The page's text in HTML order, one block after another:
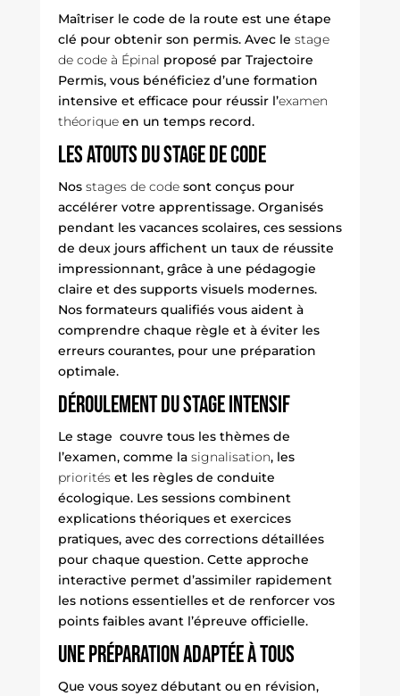
Maîtriser le code de la route est une étape
clé pour obtenir son permis. Avec le stage
de code à Épinal proposé par Trajectoire
Permis, vous bénéficiez d’une formation
intensive et efficace pour réussir l’examen
théoriqueen un temps record.
Les atouts du stage de code
Nos stages de codesont conçus pour
accélérer votre apprentissage. Organisés
pendant les vacances scolaires, ces sessions
de deux jours affichent un taux de réussite
impressionnant, grâce à une pédagogie
claire et des supports visuels modernes.
Nos formateurs qualifiés vous aident à
comprendre chaque règle et à éviter les
erreurs courantes, pour une préparation
optimale.
Déroulement du stage intensif
Le stage couvre tous les thèmes de
l’examen, comme la signalisation, les
prioritéset les règles de conduite
écologique. Les sessions combinent
explications théoriques et exercices
pratiques, avec des corrections détaillées
pour chaque question. Cette approche
interactive permet d’assimiler rapidement
les notions essentielles et de renforcer vos
points faibles avant l’épreuve officielle.
Une préparation adaptée à tous
Que vous soyez débutant ou en révision,